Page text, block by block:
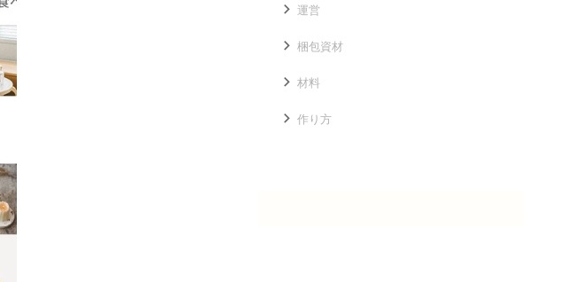
運営
梱包資材
材料
作り方